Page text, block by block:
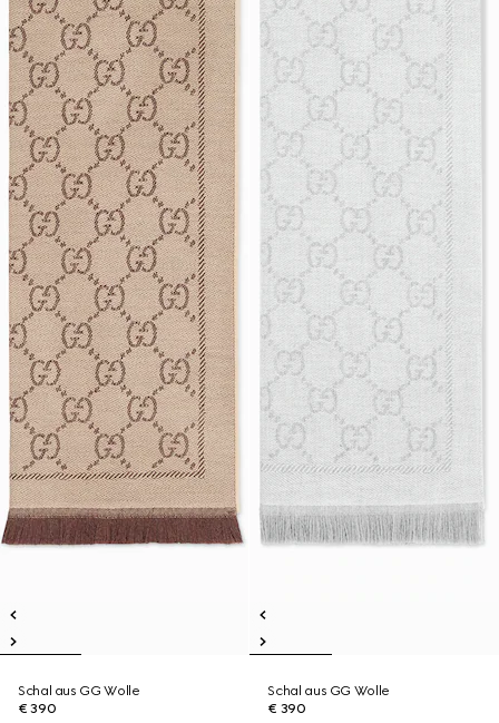
Schal aus GG Wolle
€ 390
Schal aus GG Wolle
€ 390